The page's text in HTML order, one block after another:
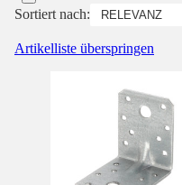
Sortiert nach:
Artikelliste überspringen